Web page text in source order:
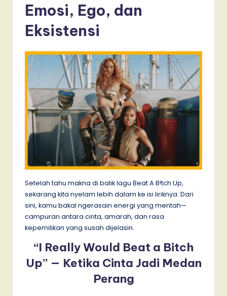
Emosi, Ego, dan
Eksistensi
Setelah tahu makna di balik lagu Beat A B!tch Up,
sekarang kita nyelam lebih dalam ke isi liriknya. Dari
sini, kamu bakal ngerasain energi yang mentah—
campuran antara cinta, amarah, dan rasa
kepemilikan yang susah dijelasin.
“I Really Would Beat a Bitch
Up” — Ketika Cinta Jadi Medan
Perang